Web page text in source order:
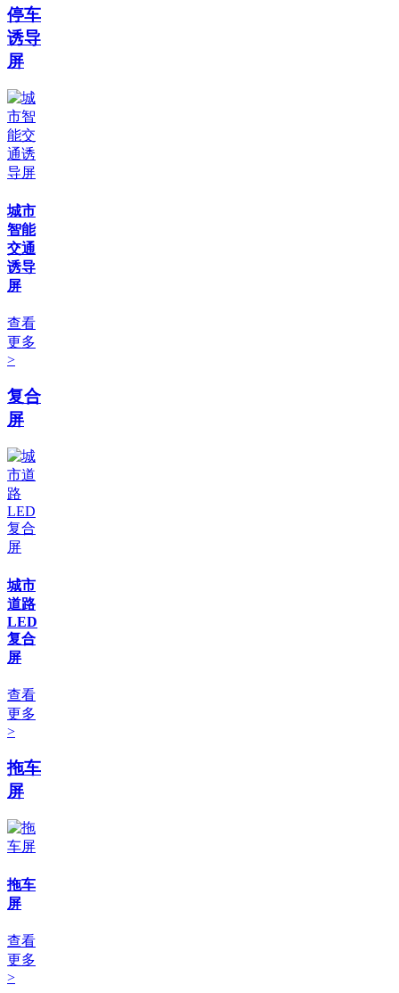
停车
诱导
屏
城市
智能
交通
诱导
屏
查看
更多
>
复合
屏
城市
道路
LED
复合
屏
查看
更多
>
拖车
屏
拖车
屏
查看
更多
>